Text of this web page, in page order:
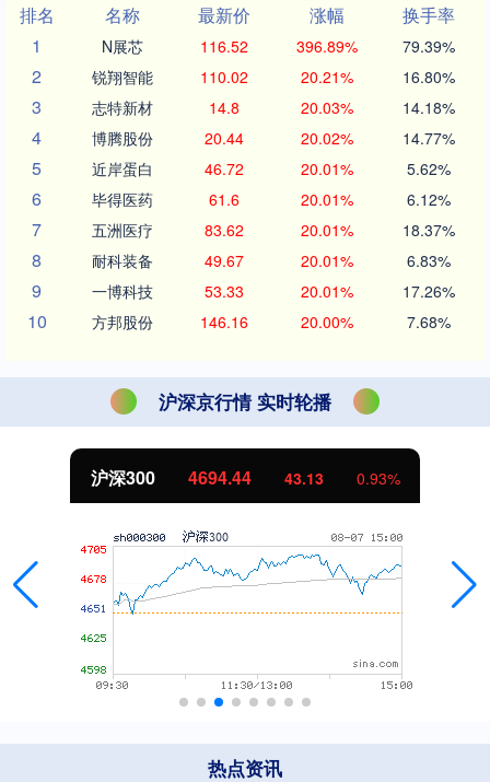
排名
名称 最新价 涨幅
换手率
1
N展芯 116.52 396.89% 79.39%
2 锐翔智能 110.02 20.21% 16.80%
3 志特新材 14.8 20.03% 14.18%
4 博腾股份 20.44 20.02% 14.77%
5 近岸蛋白 46.72 20.01% 5.62%
6 毕得医药 61.6 20.01% 6.12%
7 五洲医疗 83.62 20.01% 18.37%
8 耐科装备 49.67 20.01% 6.83%
9 一博科技 53.33 20.01% 17.26%
10 方邦股份 146.16 20.00% 7.68%
沪深京行情 实时轮播
北证50 1134.24 11.37 1.01%
热点资讯